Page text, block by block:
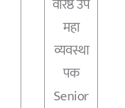
वरिष्ठ उप
महा
व्यवस्था
पक
Senior